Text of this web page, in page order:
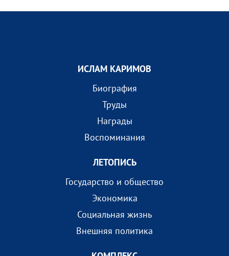
ИСЛАМ КАРИМОВ
Биография
Труды
Награды
Воспоминания
ЛЕТОПИСЬ
Государство и общество
Экономика
Социальная жизнь
Внешняя политика